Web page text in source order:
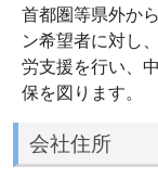
首都圏等県外か
ン希望者に対し
労支援を行い、
保を図ります。
会社住所